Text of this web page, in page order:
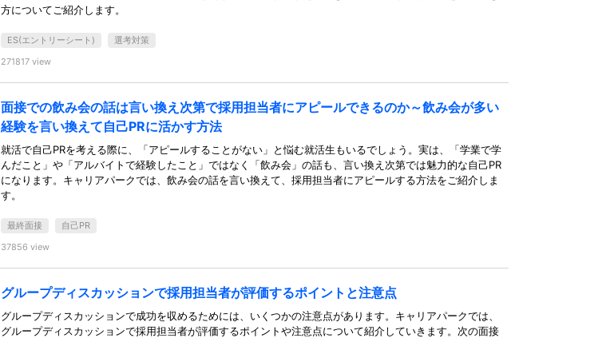
方についてご紹介します。
ES(エントリーシート)
選考対策
271817 view
面接での飲み会の話は言い換え次第で採用担当者にアピールできるのか～飲み会が多い
経験を言い換えて自己PRに活かす方法
就活で自己PRを考える際に、「アピールすることがない」と悩む就活生もいるでしょう。実は、「学業で学
んだこと」や「アルバイトで経験したこと」ではなく「飲み会」の話も、言い換え次第では魅力的な自己PR
になります。キャリアパークでは、飲み会の話を言い換えて、採用担当者にアピールする方法をご紹介しま
す。
最終面接
自己PR
37856 view
グループディスカッションで採用担当者が評価するポイントと注意点
グループディスカッションで成功を収めるためには、いくつかの注意点があります。キャリアパークでは、
グループディスカッションで採用担当者が評価するポイントや注意点について紹介していきます。次の面接